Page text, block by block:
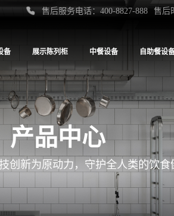
售后服务电话：400-8827-888 售后
备 展示陈列柜 中餐设备 自助餐设
产品中心
创新为原动力，守护全人类的饮食